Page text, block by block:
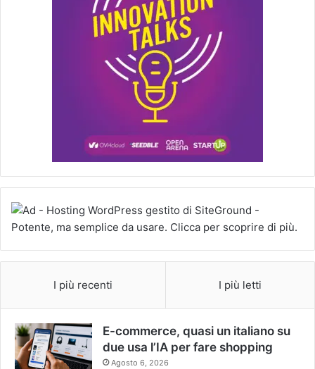
I più recenti I più letti
E-commerce, quasi un italiano su
due usa l’IA per fare shopping
Agosto 6, 2026